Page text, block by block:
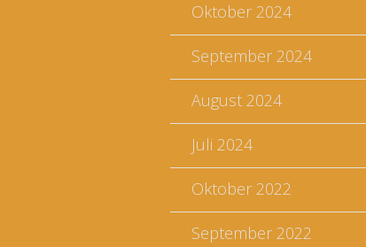
Oktober 2024
September 2024
August 2024
Juli 2024
Oktober 2022
September 2022